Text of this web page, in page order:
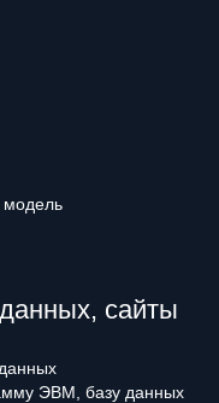
модель
сайты
ЭВМ, базу данных